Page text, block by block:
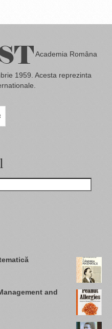
Academia Româna
1959. Acesta reprezinta
and